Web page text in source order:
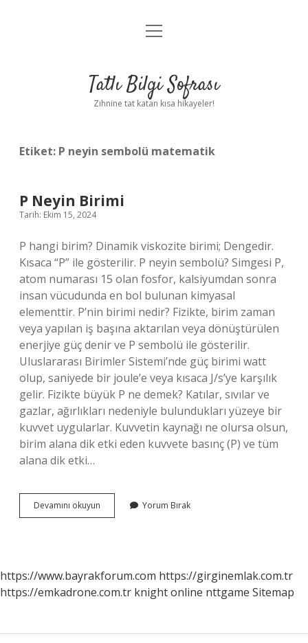
Anasayfa
Yasal Uyarı
menüyü
Tatlı Bilgi Sofrası
Zihnine tat katan kısa hikayeler!
Etiket: P neyin sembolü matematik
P Neyin Birimi
Tarih: Ekim 15, 2024
P hangi birim? Dinamik viskozite birimi; Dengedir.
Kısaca “P” ile gösterilir. P neyin sembolü? Simgesi P,
atom numarası 15 olan fosfor, kalsiyumdan sonra
insan vücudunda en bol bulunan kimyasal
elementtir. P’nin birimi nedir? Fizikte, birim zaman
veya yapılan iş başına aktarılan veya dönüştürülen
enerjiye güç denir ve P sembolü ile gösterilir.
Uluslararası Birimler Sistemi’nde güç birimi watt
olup, saniyede bir joule’e veya kısaca J/s’ye karşılık
gelir. Fizikte büyük P ne demek? Katılar, sıvılar ve
gazlar, ağırlıkları nedeniyle bulundukları yüzeye bir
kuvvet uygularlar. Kuvvetin kaynağı ne olursa olsun,
birim alana dik etki eden kuvvete basınç (P) ve tüm
alana dik etki…
Devamını okuyun
Neyin
Yorum Bırak
https://www.bayrakforum.com https://girginemlak.com.tr
https://emkadrone.com.tr knight online nttgame Sitemap